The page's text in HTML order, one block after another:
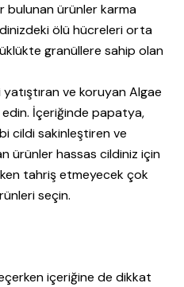
bulunan ürünler karma
ölü hücreleri orta
granüllere sahip olan
ve koruyan Algae
İçeriğinde papatya,
cildi sakinleştiren ve
ürünler hassas cildiniz için
tahriş etmeyecek çok
seçin.
içeriğine de dikkat